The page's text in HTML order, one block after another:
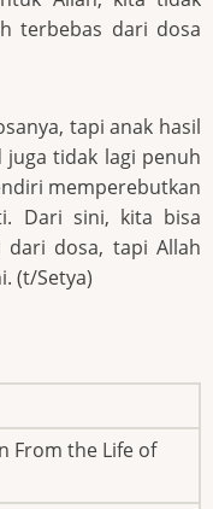
terbebas dari dosa
tapi anak hasil
juga tidak lagi penuh
memperebutkan
Dari sini, kita bisa
dari dosa, tapi Allah
(t/Setya)
From the Life of